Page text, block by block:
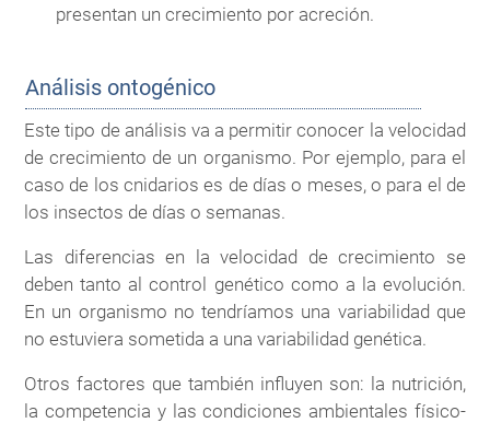
presentan un crecimiento por acreción.
Análisis ontogénico
Este tipo de análisis va a permitir conocer la velocidad
de crecimiento de un organismo. Por ejemplo, para el
caso de los cnidarios es de días o meses, o para el de
los insectos de días o semanas.
Las diferencias en la velocidad de crecimiento se
deben tanto al control genético como a la evolución.
En un organismo no tendríamos una variabilidad que
no estuviera sometida a una variabilidad genética.
Otros factores que también influyen son: la nutrición,
la competencia y las condiciones ambientales físico-